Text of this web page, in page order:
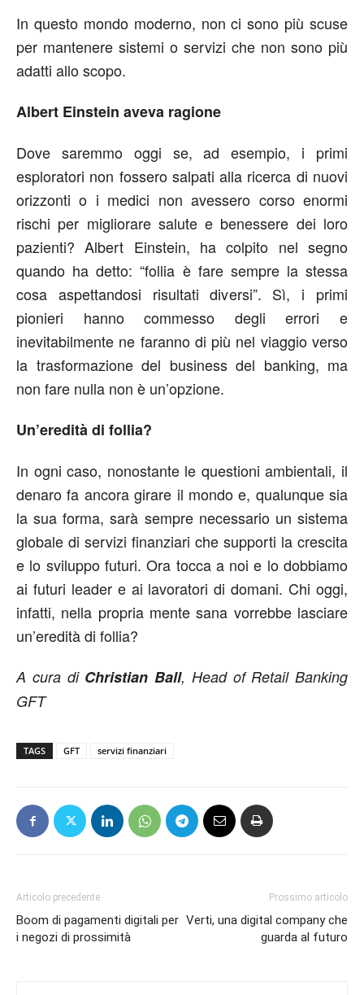
In questo mondo moderno, non ci sono più scuse
per mantenere sistemi o servizi che non sono più
adatti allo scopo.
Albert Einstein aveva ragione
Dove saremmo oggi se, ad esempio, i primi
esploratori non fossero salpati alla ricerca di nuovi
orizzonti o i medici non avessero corso enormi
rischi per migliorare salute e benessere dei loro
pazienti? Albert Einstein, ha colpito nel segno
quando ha detto: “follia è fare sempre la stessa
cosa aspettandosi risultati diversi”. Sì, i primi
pionieri hanno commesso degli errori e
inevitabilmente ne faranno di più nel viaggio verso
la trasformazione del business del banking, ma
non fare nulla non è un’opzione.
Un’eredità di follia?
In ogni caso, nonostante le questioni ambientali, il
denaro fa ancora girare il mondo e, qualunque sia
la sua forma, sarà sempre necessario un sistema
globale di servizi finanziari che supporti la crescita
e lo sviluppo futuri. Ora tocca a noi e lo dobbiamo
ai futuri leader e ai lavoratori di domani. Chi oggi,
infatti, nella propria mente sana vorrebbe lasciare
un’eredità di follia?
A cura di Christian Ball, Head of Retail Banking
GFT
TAGS GFT servizi finanziari
Articolo precedente
Boom di pagamenti digitali per
i negozi di prossimità
Prossimo articolo
Verti, una digital company che
guarda al futuro